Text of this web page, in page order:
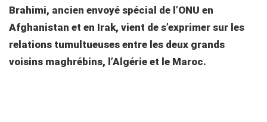
Brahimi, ancien envoyé spécial de l’ONU en
Afghanistan et en Irak, vient de s’exprimer sur les
relations tumultueuses entre les deux grands
voisins maghrébins, l’Algérie et le Maroc.